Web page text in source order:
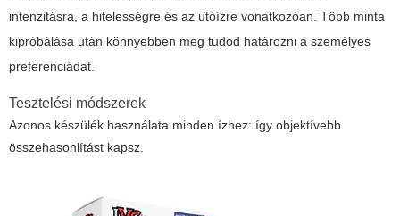
intenzitásra, a hitelességre és az utóízre vonatkozóan. Több minta
kipróbálása után könnyebben meg tudod határozni a személyes
preferenciádat.
Tesztelési módszerek
Azonos készülék használata minden ízhez: így objektívebb
összehasonlítást kapsz.